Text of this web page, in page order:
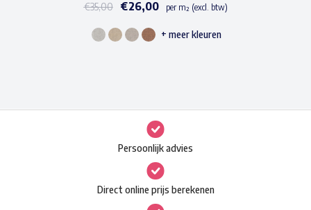
€35,00 €26,00 per m² (excl. btw)
Dit
variaties.
Deze
optie
kan
gekozen
+ meer kleuren
Persoonlijk advies
Direct online prijs berekenen